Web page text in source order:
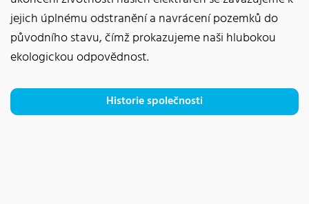
jejich úplnému odstranění a navrácení pozemků do
původního stavu, čímž prokazujeme naši hlubokou
ekologickou odpovědnost.
Historie společnosti